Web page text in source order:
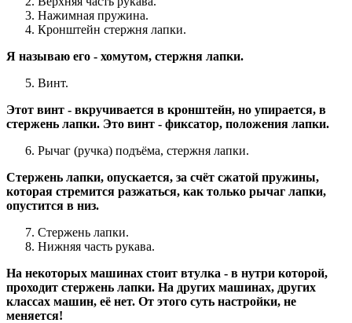
Нажимная пружина.
Кронштейн стержня лапки.
Я называю его - хомутом, стержня лапки.
Винт.
Этот винт - вкручивается в кронштейн, но упирается, в
стержень лапки. Это винт - фиксатор, положения лапки.
Рычаг (ручка) подъёма, стержня лапки.
Стержень лапки, опускается, за счёт сжатой пружины,
которая стремится разжаться, как только рычаг лапки,
опустится в низ.
Стержень лапки.
Нижняя часть рукава.
На некоторых машинах стоит втулка - в нутри которой,
проходит стержень лапки. На других машинах, других
классах машин, её нет. От этого суть настройки, не
меняется!